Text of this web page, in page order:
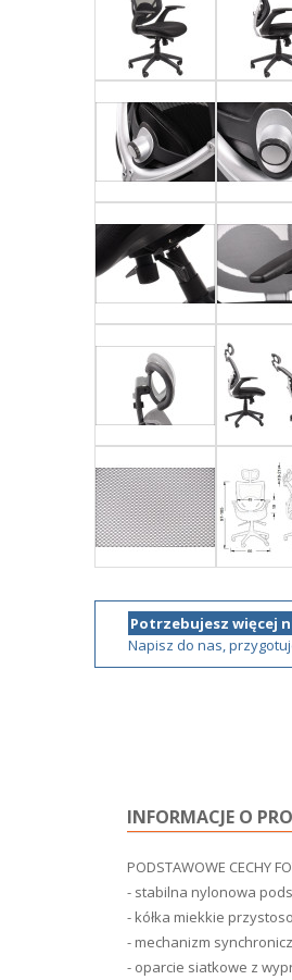
Potrzebujesz więcej
Napisz do nas,
INFORMACJE O
PODSTAWOWE CECHY
- stabilna nylonowa
- kółka miekkie
- mechanizm
- oparcie siatkowe z